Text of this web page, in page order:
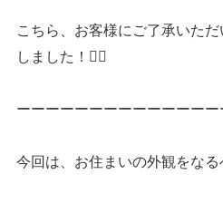
こちら、お客様にご了承いた
しました！👷‍♂️
ーーーーーーーーーーーーー
今回は、お住まいの外観をなる